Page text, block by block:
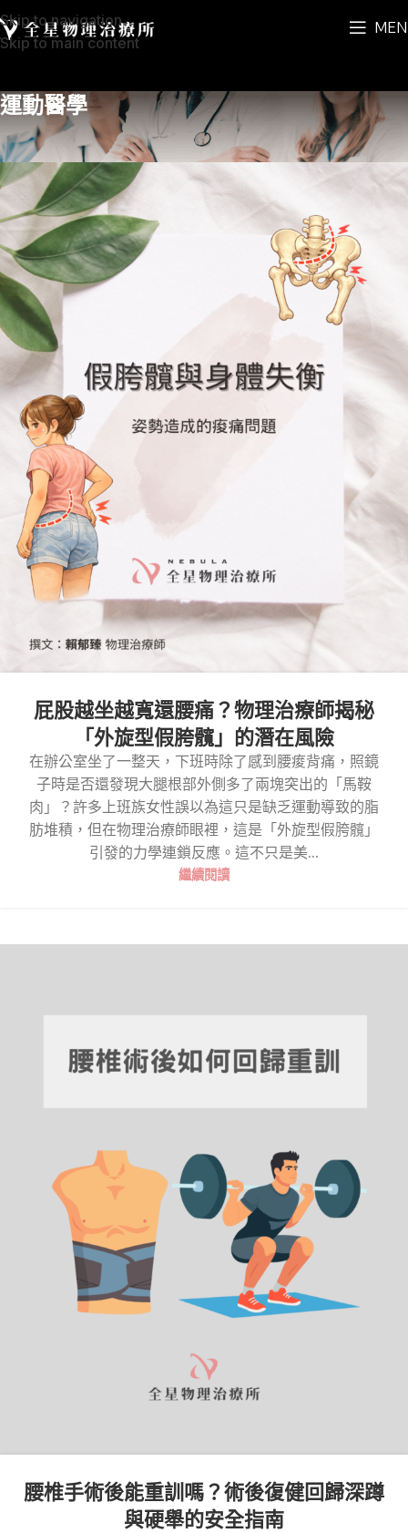
Skip to navigation
Skip to main content
運動醫學
屁股越坐越寬還腰痛？物理治療師揭秘
「外旋型假胯髖」的潛在風險
在辦公室坐了一整天，下班時除了感到腰痠背痛，照鏡
子時是否還發現大腿根部外側多了兩塊突出的「馬鞍
肉」？許多上班族女性誤以為這只是缺乏運動導致的脂
肪堆積，但在物理治療師眼裡，這是「外旋型假胯髖」
引發的力學連鎖反應。這不只是美...
繼續閱讀
腰椎手術後能重訓嗎？術後復健回歸深蹲
與硬舉的安全指南